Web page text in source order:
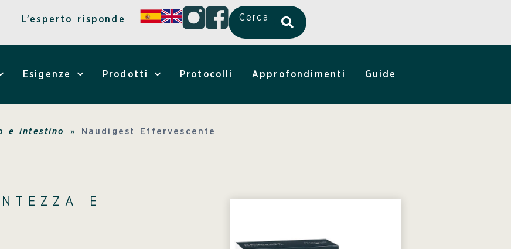
L’esperto risponde Cerca
Esigenze Prodotti Protocolli Approfondimenti Guide
e intestino » Naudigest Effervescente
E